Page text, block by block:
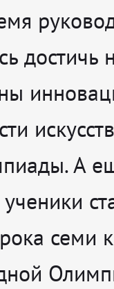
достичь
А
семи